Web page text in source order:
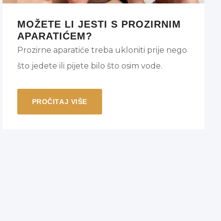
MOŽETE LI JESTI S PROZIRNIM
APARATIĆEM?
Prozirne aparatiće treba ukloniti prije nego
što jedete ili pijete bilo što osim vode.
PROČITAJ VIŠE